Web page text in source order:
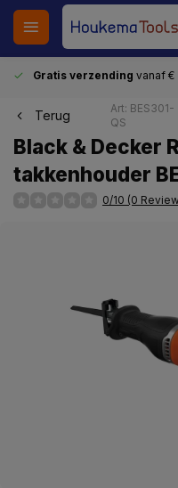
Gratis verzending vanaf €
Terug
Art: BES301-
QS
Black & Decker
takkenhouder
0/10 (0